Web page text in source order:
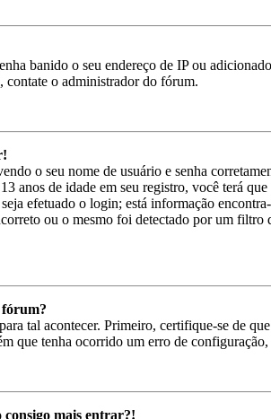
banido o seu endereço de IP ou
contate o administrador do fórum.
o seu nome de usuário e senha
anos de idade em seu registro, você terá
efetuado o login; está informação
ou o mesmo foi detectado por um
fórum?
tal acontecer. Primeiro, certifique-se de
que tenha ocorrido um erro de
mais entrar?!